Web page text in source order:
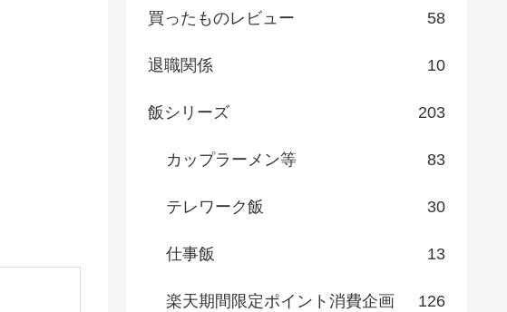
買ったものレビュー 58
退職関係 10
飯シリーズ 203
カップラーメン等 83
テレワーク飯 30
仕事飯 13
楽天期間限定ポイント消費企画 126